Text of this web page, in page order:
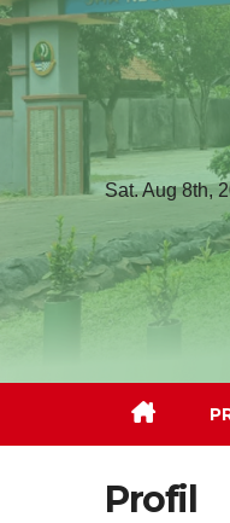
Sat. Aug 8th,
Profil